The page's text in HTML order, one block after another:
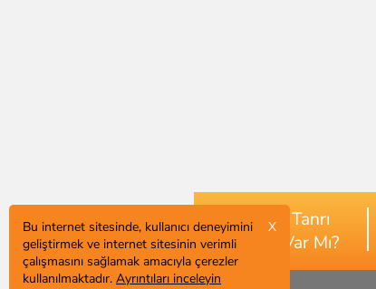
X
Bu internet sitesinde, kullanıcı deneyimini
geliştirmek ve internet sitesinin verimli
çalışmasını sağlamak amacıyla çerezler
kullanılmaktadır. Ayrıntıları inceleyin
Tanrı
Var Mı?